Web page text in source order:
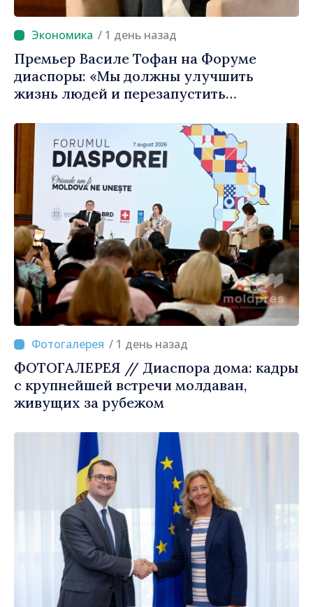
/ 1 день назад
Премьер Василе Тофан на Форуме
диаспоры: «Мы должны улучшить
жизнь людей и перезапустить
/ 1 день назад
ФОТОГАЛЕРЕЯ // Диаспора дома: кадры
с крупнейшей встречи молдаван,
живущих за рубежом